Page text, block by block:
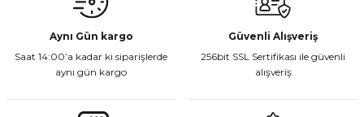
Bu ürüne benzer farklı alternatifler olmalı.
₺ 350,00
Sepete Ekle
Aynı Gün kargo
Saat 14:00’a kadar ki siparişlerde
aynı gün kargo
Güvenli Alışveriş
256bit SSL Sertifikası ile güvenli
alışveriş